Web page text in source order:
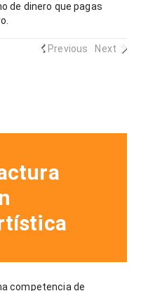
de dinero que pagas
Previous Next
competencia de